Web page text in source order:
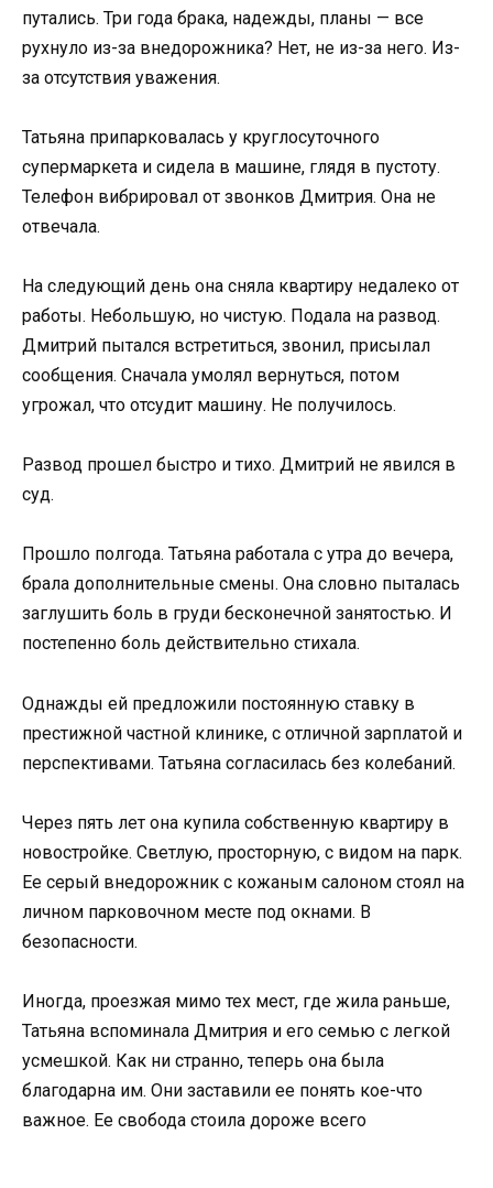
путались. Три года брака, надежды, планы — все
рухнуло из-за внедорожника? Нет, не из-за него. Из-
за отсутствия уважения.
Татьяна припарковалась у круглосуточного
супермаркета и сидела в машине, глядя в пустоту.
Телефон вибрировал от звонков Дмитрия. Она не
отвечала.
На следующий день она сняла квартиру недалеко от
работы. Небольшую, но чистую. Подала на развод.
Дмитрий пытался встретиться, звонил, присылал
сообщения. Сначала умолял вернуться, потом
угрожал, что отсудит машину. Не получилось.
Развод прошел быстро и тихо. Дмитрий не явился в
суд.
Прошло полгода. Татьяна работала с утра до вечера,
брала дополнительные смены. Она словно пыталась
заглушить боль в груди бесконечной занятостью. И
постепенно боль действительно стихала.
Однажды ей предложили постоянную ставку в
престижной частной клинике, с отличной зарплатой и
перспективами. Татьяна согласилась без колебаний.
Через пять лет она купила собственную квартиру в
новостройке. Светлую, просторную, с видом на парк.
Ее серый внедорожник с кожаным салоном стоял на
личном парковочном месте под окнами. В
безопасности.
Иногда, проезжая мимо тех мест, где жила раньше,
Татьяна вспоминала Дмитрия и его семью с легкой
усмешкой. Как ни странно, теперь она была
благодарна им. Они заставили ее понять кое-что
важное. Ее свобода стоила дороже всего